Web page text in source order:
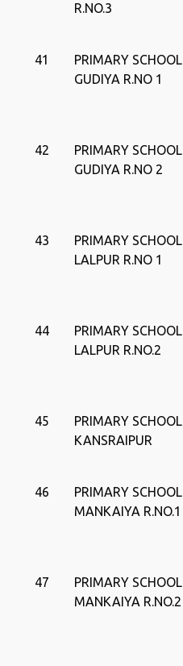
R.NO.3
41
PRIMARY SCHOOL
GUDIYA R.NO 1
42
PRIMARY SCHOOL
GUDIYA R.NO 2
43
PRIMARY SCHOOL
LALPUR R.NO 1
44
PRIMARY SCHOOL
LALPUR R.NO.2
45
PRIMARY SCHOOL
KANSRAIPUR
46
PRIMARY SCHOOL
MANKAIYA R.NO.1
47
PRIMARY SCHOOL
MANKAIYA R.NO.2